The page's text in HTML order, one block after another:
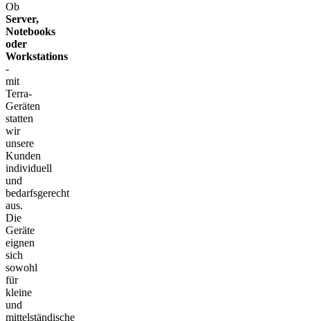
Ob
Server,
Notebooks
oder
Workstations
-
mit
Terra-
Geräten
statten
wir
unsere
Kunden
individuell
und
bedarfsgerecht
aus.
Die
Geräte
eignen
sich
sowohl
für
kleine
und
mittelständische